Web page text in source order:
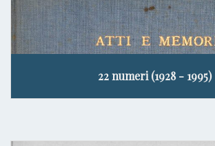
22 numeri (1928 - 1995)